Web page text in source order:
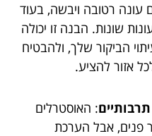
עונה רטובה ויבשה, בעוד
שונות. הבנה זו יכולה
הביקור שלך, ולהבטיח
אזור להציע.
: האוסטרלים
פנים, אבל הערכת